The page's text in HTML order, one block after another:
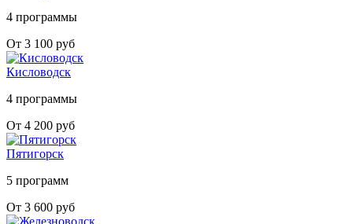
4 программы
От 3 100 руб
Кисловодск
4 программы
От 4 200 руб
Пятигорск
5 программ
От 3 600 руб